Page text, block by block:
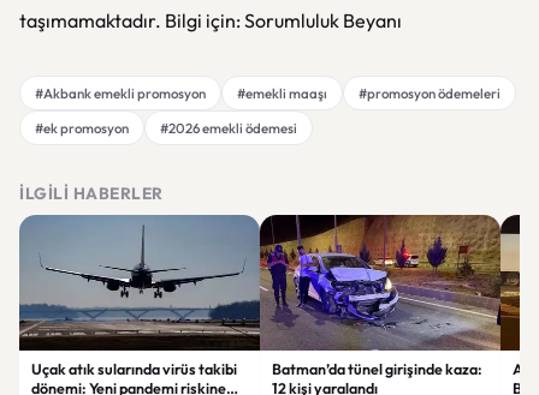
taşımamaktadır. Bilgi için: Sorumluluk Beyanı
#Akbank emekli promosyon #emekli maaşı
#promosyon ödemeleri
#ek promosyon
#2026 emekli ödemesi
İLGILI HABERLER
Uçak atık sularında virüs takibi
dönemi: Yeni pandemi riskine
Batman’da tünel girişinde kaza:
12 kişi yaralandı